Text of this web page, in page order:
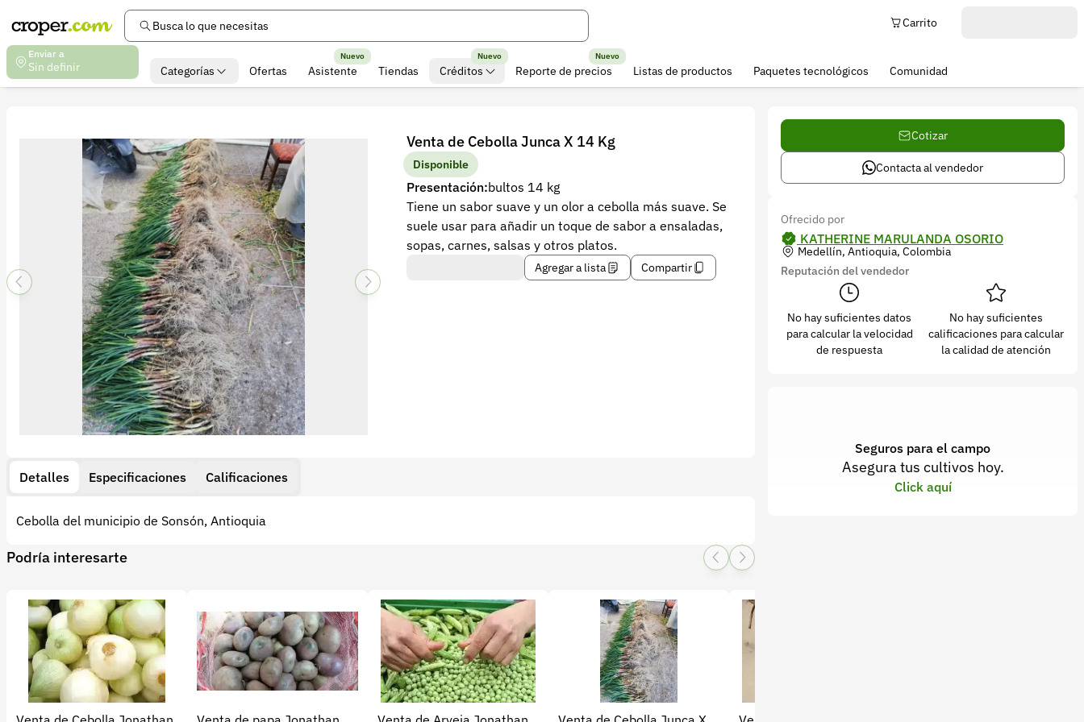
Busca lo que necesitas
Enviar a
Sin definir
Carrito
Categorías Ofertas Asistente
Nuevo
Tiendas Créditos
Nuevo
Reporte de precios
Nuevo
Listas de productos Paquetes tecnológicos Comunidad
Venta de Cebolla Junca X 14 Kg
Disponible
Presentación:bultos 14 kg
Tiene un sabor suave y un olor a cebolla más suave. Se
suele usar para añadir un toque de sabor a ensaladas,
sopas, carnes, salsas y otros platos.
Agregar a lista Compartir
Detalles Especificaciones Calificaciones
Cebolla del municipio de Sonsón, Antioquia
Podría interesarte
Cotizar
Contacta al vendedor
Ofrecido por
KATHERINE MARULANDA OSORIO
Medellín, Antioquia, Colombia
Reputación del vendedor
No hay suficientes datos
para calcular la velocidad
de respuesta
No hay suficientes
calificaciones para calcular
la calidad de atención
Seguros para el campo
Asegura tus cultivos hoy.
Click aquí